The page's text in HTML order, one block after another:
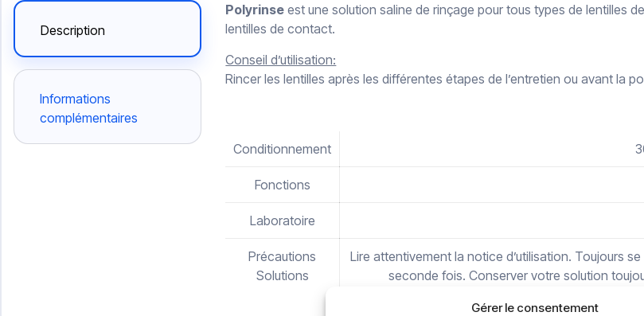
Gérer le consentement
Description
Informations
complémentaires
Polyrinse est une solution saline de rinçage pour tous types de lentilles
lentilles de contact.
Conseil d’utilisation:
Rincer les lentilles après les différentes étapes de l’entretien ou avant la
Conditionnement
Fonctions
Laboratoire
Précautions
Solutions
Lire attentivement la notice d’utilisation. Toujours
seconde fois. Conserver votre solution